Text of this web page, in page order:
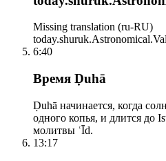
Missing translation (ru-RU)
6:40
Время Ḍuhā
Ḍuhā начинается, когда
одного копья, и длится до
молитвы ʿĪd.
13:17